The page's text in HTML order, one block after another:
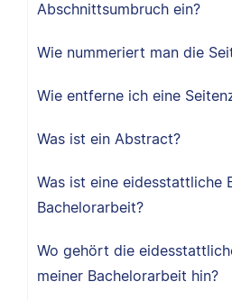
Abschnittsumbruch ein?
Wie nummeriert man die
Wie entferne ich eine
Was ist ein Abstract?
Was ist eine eidesstattliche
Bachelorarbeit?
Wo gehört die
meiner Bachelorarbeit hin?